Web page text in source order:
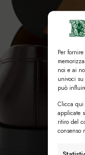
Per
noi e ai
univoci
può
Clicca qui
applicate
ritiro del
consenso